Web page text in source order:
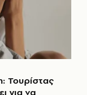
Τουρίστας
για να